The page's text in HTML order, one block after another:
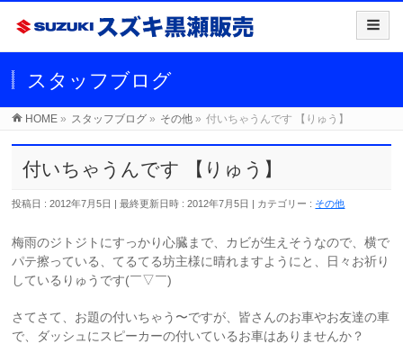
スタッフブログ
HOME » スタッフブログ » その他 » 付いちゃうんです 【りゅう】
付いちゃうんです 【りゅう】
投稿日 : 2012年7月5日 最終更新日時 : 2012年7月5日 カテゴリー : その他
梅雨のジトジトにすっかり心臓まで、カビが生えそうなので、横で
パテ擦っている、てるてる坊主様に晴れますようにと、日々お祈り
しているりゅうです(￣▽￣)
さてさて、お題の付いちゃう〜ですが、皆さんのお車やお友達の車
で、ダッシュにスピーカーの付いているお車はありませんか？